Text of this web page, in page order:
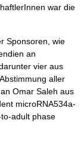
war die
Sponsoren, wie
an
vier aus
aller
Omar Saleh aus
microRNA534a-
adult phase